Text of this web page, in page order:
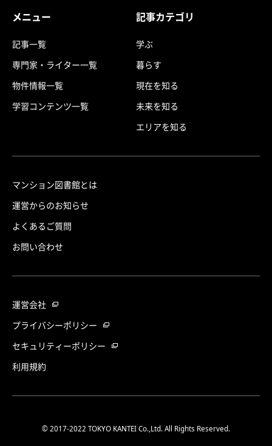
メニュー
記事一覧
専門家・ライター一覧
物件情報一覧
学習コンテンツ一覧
記事カテゴリ
学ぶ
暮らす
現在を知る
未来を知る
エリアを知る
マンション図書館とは
運営からのお知らせ
よくあるご質問
お問い合わせ
運営会社
プライバシーポリシー
セキュリティーポリシー
利用規約
© 2017-2022 TOKYO KANTEI Co.,Ltd. All Rights Reserved.